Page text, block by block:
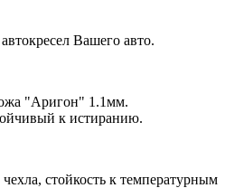
Вашего авто.
"Аригон" 1.1мм.
к истиранию.
стойкость к температурным